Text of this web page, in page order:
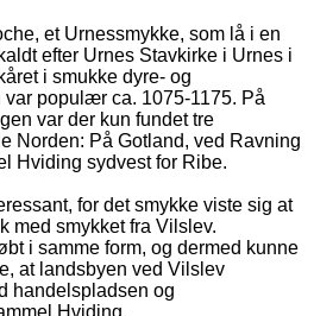
et Urnessmykke, som lå i en
efter Urnes Stavkirke i Urnes i
i smukke dyre- og
populær ca. 1075-1175. På
var der kun fundet tre
Norden: På Gotland, ved Ravning
Hviding sydvest for Ribe.
for det smykke viste sig at
smykket fra Vilslev.
i samme form, og dermed kunne
at landsbyen ved Vilslev
handelspladsen og
Hviding.